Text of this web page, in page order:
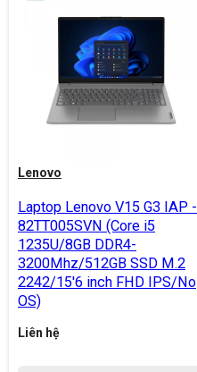
Lenovo
Laptop Lenovo V15 G3 IAP -
82TT005SVN (Core i5
1235U/8GB DDR4-
3200Mhz/512GB SSD M.2
2242/15'6 inch FHD IPS/No
OS)
Liên hệ